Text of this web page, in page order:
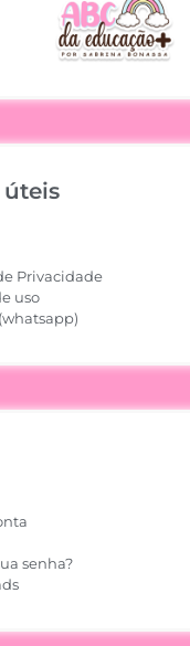
úteis
Privacidade
uso
senha?